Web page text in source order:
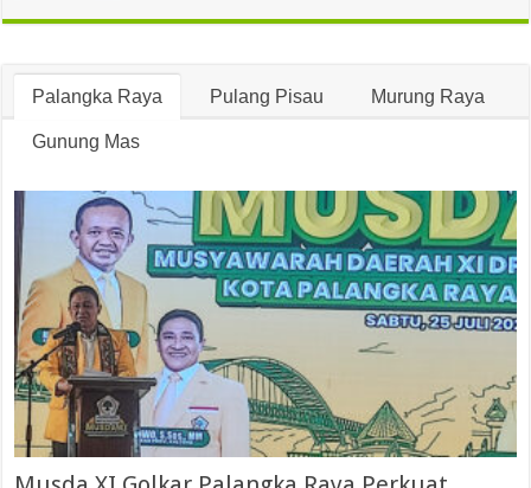
Palangka Raya Pulang Pisau Murung Raya
Gunung Mas